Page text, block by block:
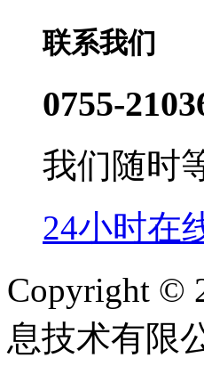
联系我们
0755-
我们随时
24小时在
Copyright ©
息技术有限